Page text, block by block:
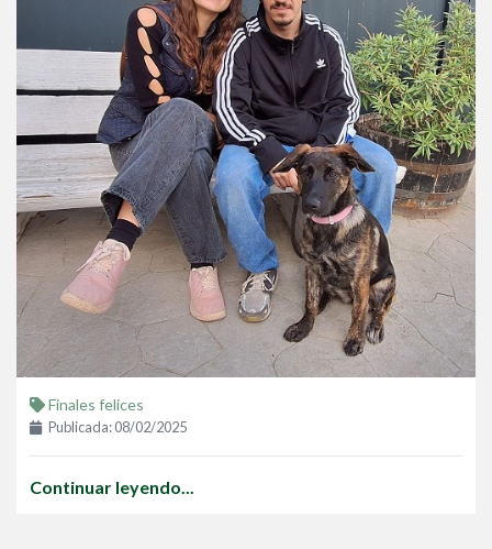
Finales felices
Publicada: 08/02/2025
Continuar leyendo...